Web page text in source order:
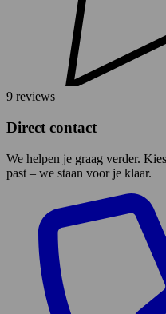
9 reviews
Direct contact
We helpen je graag verder.
past – we staan voor je klaar.